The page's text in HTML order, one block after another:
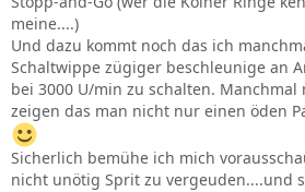
meine....)
Und dazu kommt noch das ich
Schaltwippe zügiger beschleunige an
bei 3000 U/min zu schalten.
zeigen das man nicht nur einen öden
Sicherlich bemühe ich mich
nicht unötig Sprit zu vergeuden....und